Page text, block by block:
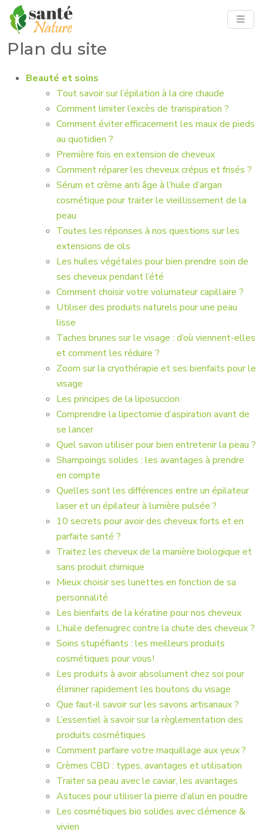
Plan du site
Beauté et soins
Tout savoir sur l’épilation à la cire chaude
Comment limiter l’excès de transpiration ?
Comment éviter efficacement les maux de pieds
au quotidien ?
Première fois en extension de cheveux
Comment réparer les cheveux crépus et frisés ?
Sérum et crème anti âge à l’huile d’argan
cosmétique pour traiter le vieillissement de la
peau
Toutes les réponses à nos questions sur les
extensions de cils
Les huiles végétales pour bien prendre soin de
ses cheveux pendant l’été
Comment choisir votre volumateur capillaire ?
Utiliser des produits naturels pour une peau
lisse
Taches brunes sur le visage : d’où viennent-elles
et comment les réduire ?
Zoom sur la cryothérapie et ses bienfaits pour le
visage
Les principes de la liposuccion
Comprendre la lipectomie d’aspiration avant de
se lancer
Quel savon utiliser pour bien entretenir la peau ?
Shampoings solides : les avantages à prendre
en compte
Quelles sont les différences entre un épilateur
laser et un épilateur à lumière pulsée ?
10 secrets pour avoir des cheveux forts et en
parfaite santé ?
Traitez les cheveux de la manière biologique et
sans produit chimique
Mieux choisir ses lunettes en fonction de sa
personnalité
Les bienfaits de la kératine pour nos cheveux
L’huile defenugrec contre la chute des cheveux ?
Soins stupéfiants : les meilleurs produits
cosmétiques pour vous !
Les produits à avoir absolument chez soi pour
éliminer rapidement les boutons du visage
Que faut-il savoir sur les savons artisanaux ?
L’essentiel à savoir sur la règlementation des
produits cosmétiques
Comment parfaire votre maquillage aux yeux ?
Crèmes CBD : types, avantages et utilisation
Traiter sa peau avec le caviar, les avantages
Astuces pour utiliser la pierre d’alun en poudre
Les cosmétiques bio solides avec clémence &
vivien